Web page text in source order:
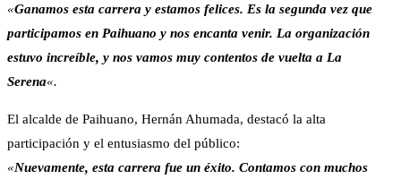
«Ganamos esta carrera y estamos felices. Es la segunda vez que
participamos en Paihuano y nos encanta venir. La organización
estuvo increíble, y nos vamos muy contentos de vuelta a La
Serena«.
El alcalde de Paihuano, Hernán Ahumada, destacó la alta
participación y el entusiasmo del público:
«Nuevamente, esta carrera fue un éxito. Contamos con muchos